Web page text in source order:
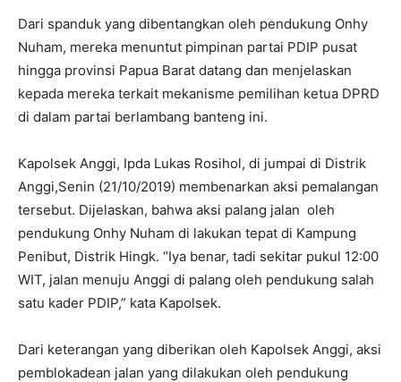
Dari spanduk yang dibentangkan oleh pendukung Onhy
Nuham, mereka menuntut pimpinan partai PDIP pusat
hingga provinsi Papua Barat datang dan menjelaskan
kepada mereka terkait mekanisme pemilihan ketua DPRD
di dalam partai berlambang banteng ini.
Kapolsek Anggi, Ipda Lukas Rosihol, di jumpai di Distrik
Anggi,Senin (21/10/2019) membenarkan aksi pemalangan
tersebut. Dijelaskan, bahwa aksi palang jalan oleh
pendukung Onhy Nuham di lakukan tepat di Kampung
Penibut, Distrik Hingk. “Iya benar, tadi sekitar pukul 12:00
WIT, jalan menuju Anggi di palang oleh pendukung salah
satu kader PDIP,” kata Kapolsek.
Dari keterangan yang diberikan oleh Kapolsek Anggi, aksi
pemblokadean jalan yang dilakukan oleh pendukung